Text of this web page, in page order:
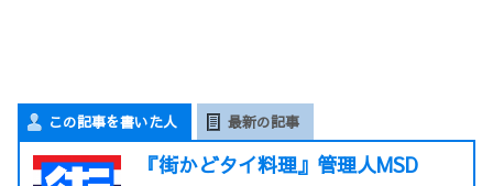
この記事を書いた人 最新の記事
『街かどタイ料理』管理人MSD